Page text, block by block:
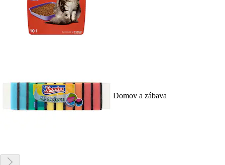
Domov a zábava